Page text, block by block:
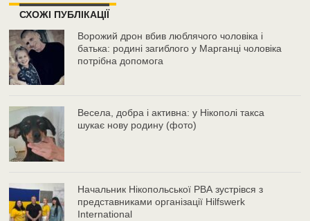
СХОЖІ ПУБЛІКАЦІЇ
Ворожий дрон вбив люблячого чоловіка і
батька: родині загиблого у Марганці чоловіка
потрібна допомога
Весела, добра і активна: у Нікополі такса
шукає нову родину (фото)
Начальник Нікопольської РВА зустрівся з
представниками організації Hilfswerk
International